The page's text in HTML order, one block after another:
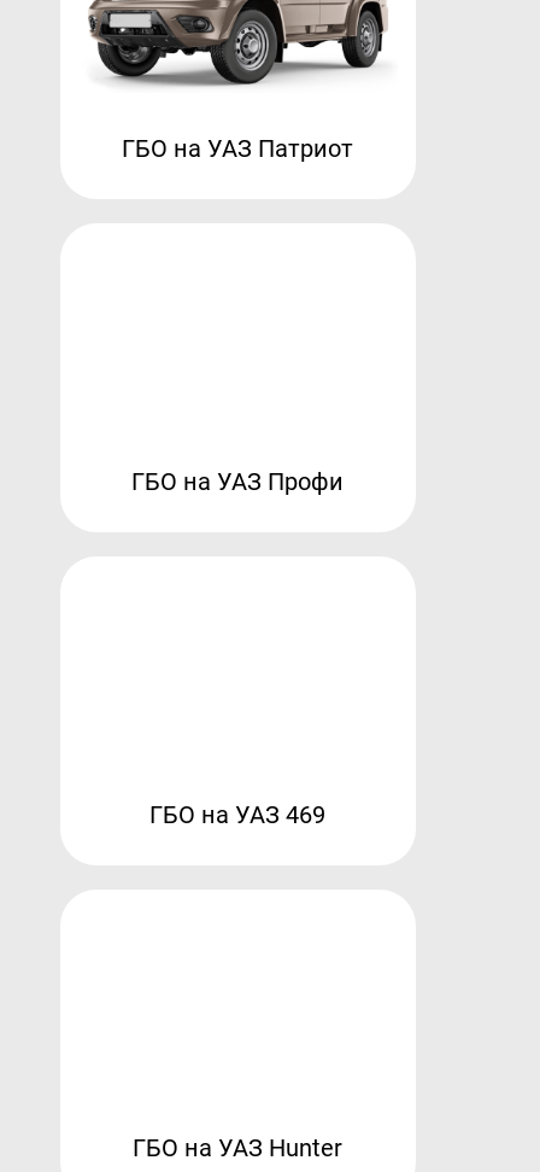
ГБО на УАЗ Патриот
ГБО на УАЗ Профи
ГБО на УАЗ 469
ГБО на УАЗ Hunter